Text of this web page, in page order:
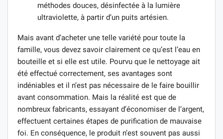
méthodes douces, désinfectée à la lumière
ultraviolette, à partir d’un puits artésien.
Mais avant d’acheter une telle variété pour toute la
famille, vous devez savoir clairement ce qu’est l’eau en
bouteille et si elle est utile. Pourvu que le nettoyage ait
été effectué correctement, ses avantages sont
indéniables et il n’est pas nécessaire de le faire bouillir
avant consommation. Mais la réalité est que de
nombreux fabricants, essayant d’économiser de l’argent,
effectuent certaines étapes de purification de mauvaise
foi. En conséquence, le produit n’est souvent pas aussi